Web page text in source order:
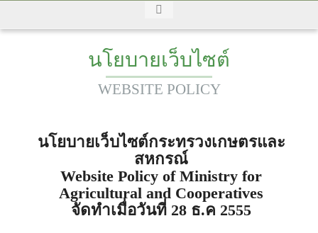
นโยบายเว็บไซต์
WEBSITE POLICY
นโยบายเว็บไซต์กระทรวงเกษตรและ
สหกรณ์
Website Policy of Ministry for
Agricultural and Cooperatives
จัดทำเมื่อวันที่ 28 ธ.ค 2555